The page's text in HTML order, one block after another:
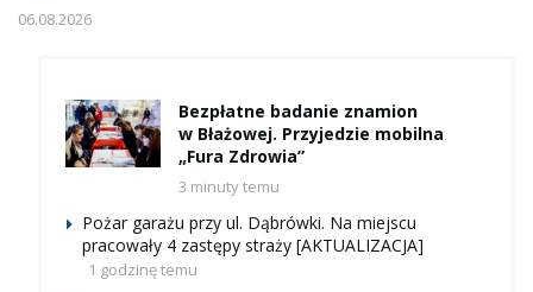
06.08.2026
Bezpłatne badanie znamion
w Błażowej. Przyjedzie mobilna
„Fura Zdrowia”
3 minuty temu
Pożar garażu przy ul. Dąbrówki. Na miejscu
pracowały 4 zastępy straży [AKTUALIZACJA]
1 godzinę temu